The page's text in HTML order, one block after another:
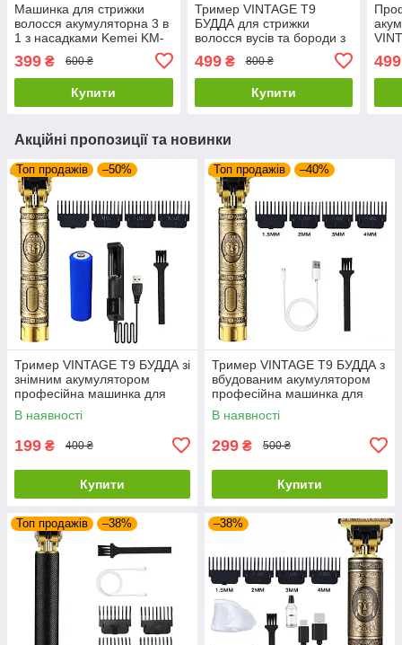
Машинка для стрижки
волосся акумуляторна 3 в
1 з насадками Kemei KM-
399 ₴ 600 ₴
Купити
Тример VINTAGE Т9
БУДДА для стрижки
волосся вусів та бороди з
акумулятором 1200 mAh 3
швидкості до 7000 RPM
499₴ 800 ₴
Купити
до
499
Акційні пропозиції та новинки
Топ продажів –50%
Тример VINTAGE Т9 БУДДА зі
знімним акумулятором
професійна машинка для
стрижки волосся вусів та
бороди
В наявності
199 ₴ 400 ₴
Купити
Топ продажів –40%
Тример VINTAGE Т9 БУДДА з
вбудованим акумулятором
професійна машинка для
стрижки волосся вусів та
бороди
В наявності
299 ₴ 500 ₴
Купити
Топ продажів –38% –38%